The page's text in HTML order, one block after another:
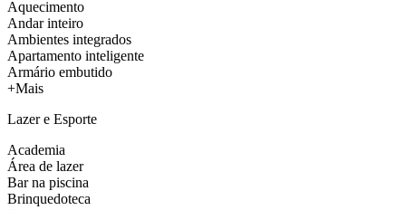
Aquecimento
Andar inteiro
Ambientes integrados
Apartamento inteligente
Armário embutido
+Mais
Lazer e Esporte
Academia
Área de lazer
Bar na piscina
Brinquedoteca